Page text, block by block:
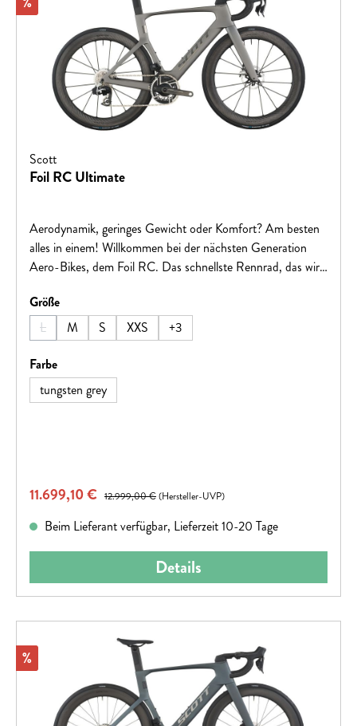
Scott
Foil RC Ultimate
Aerodynamik, geringes Gewicht oder Komfort? Am besten
alles in einem! Willkommen bei der nächsten Generation
Aero-Bikes, dem Foil RC. Das schnellste Rennrad, das wir
WorldTour-Sprintern, die immer vorne mit dabei sind und
sich absetzen können, gerecht. Win Every Ride.Hinweis:
Fahrradspezifikationen können ohne vorherige Ankündigung
geändert werden.
Größeauswählen
L
(Diese Option ist zurzeit nicht verfügbar.)
M S XXS +3
Farbeauswählen
tungsten grey
Verkaufspreis:
11.699,10 € Regulärer Preis:
12.999,00 €(Hersteller-UVP)
Beim Lieferant verfügbar, Lieferzeit 10-20 Tage
Details
Rabatt
%